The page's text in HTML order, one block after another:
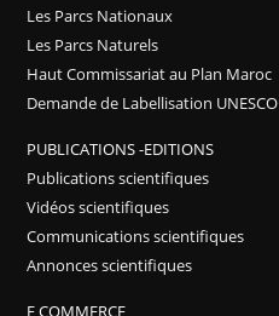
Les Parcs Nationaux
Les Parcs Naturels
Haut Commissariat au Plan Maroc
Demande de Labellisation UNESCO
PUBLICATIONS -EDITIONS
Publications scientifiques
Vidéos scientifiques
Communications scientifiques
Annonces scientifiques
E COMMERCE